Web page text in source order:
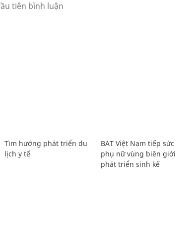
Tìm hướng phát triển du
lịch y tế
BAT Việt Nam tiếp sức
phụ nữ vùng biên giới
phát triển sinh kế